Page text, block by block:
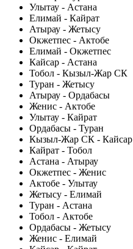
Улытау - Астана
Елимай - Кайрат
Атырау - Жетысу
Окжетпес - Актобе
Елимай - Окжетпес
Кайсар - Астана
Тобол - Кызыл-Жар СК
Туран - Жетысу
Атырау - Ордабасы
Женис - Актобе
Улытау - Кайрат
Ордабасы - Туран
Кызыл-Жар СК - Кайсар
Кайрат - Тобол
Астана - Атырау
Окжетпес - Женис
Актобе - Улытау
Жетысу - Елимай
Туран - Астана
Тобол - Актобе
Ордабасы - Жетысу
Женис - Елимай